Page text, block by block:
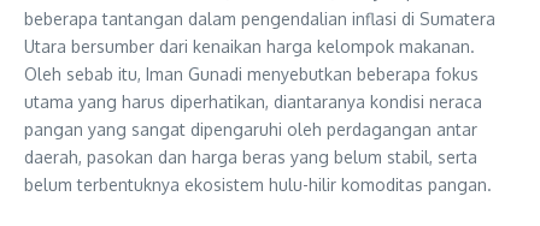
beberapa tantangan dalam pengendalian inflasi di Sumatera
Utara bersumber dari kenaikan harga kelompok makanan.
Oleh sebab itu, Iman Gunadi menyebutkan beberapa fokus
utama yang harus diperhatikan, diantaranya kondisi neraca
pangan yang sangat dipengaruhi oleh perdagangan antar
daerah, pasokan dan harga beras yang belum stabil, serta
belum terbentuknya ekosistem hulu-hilir komoditas pangan.